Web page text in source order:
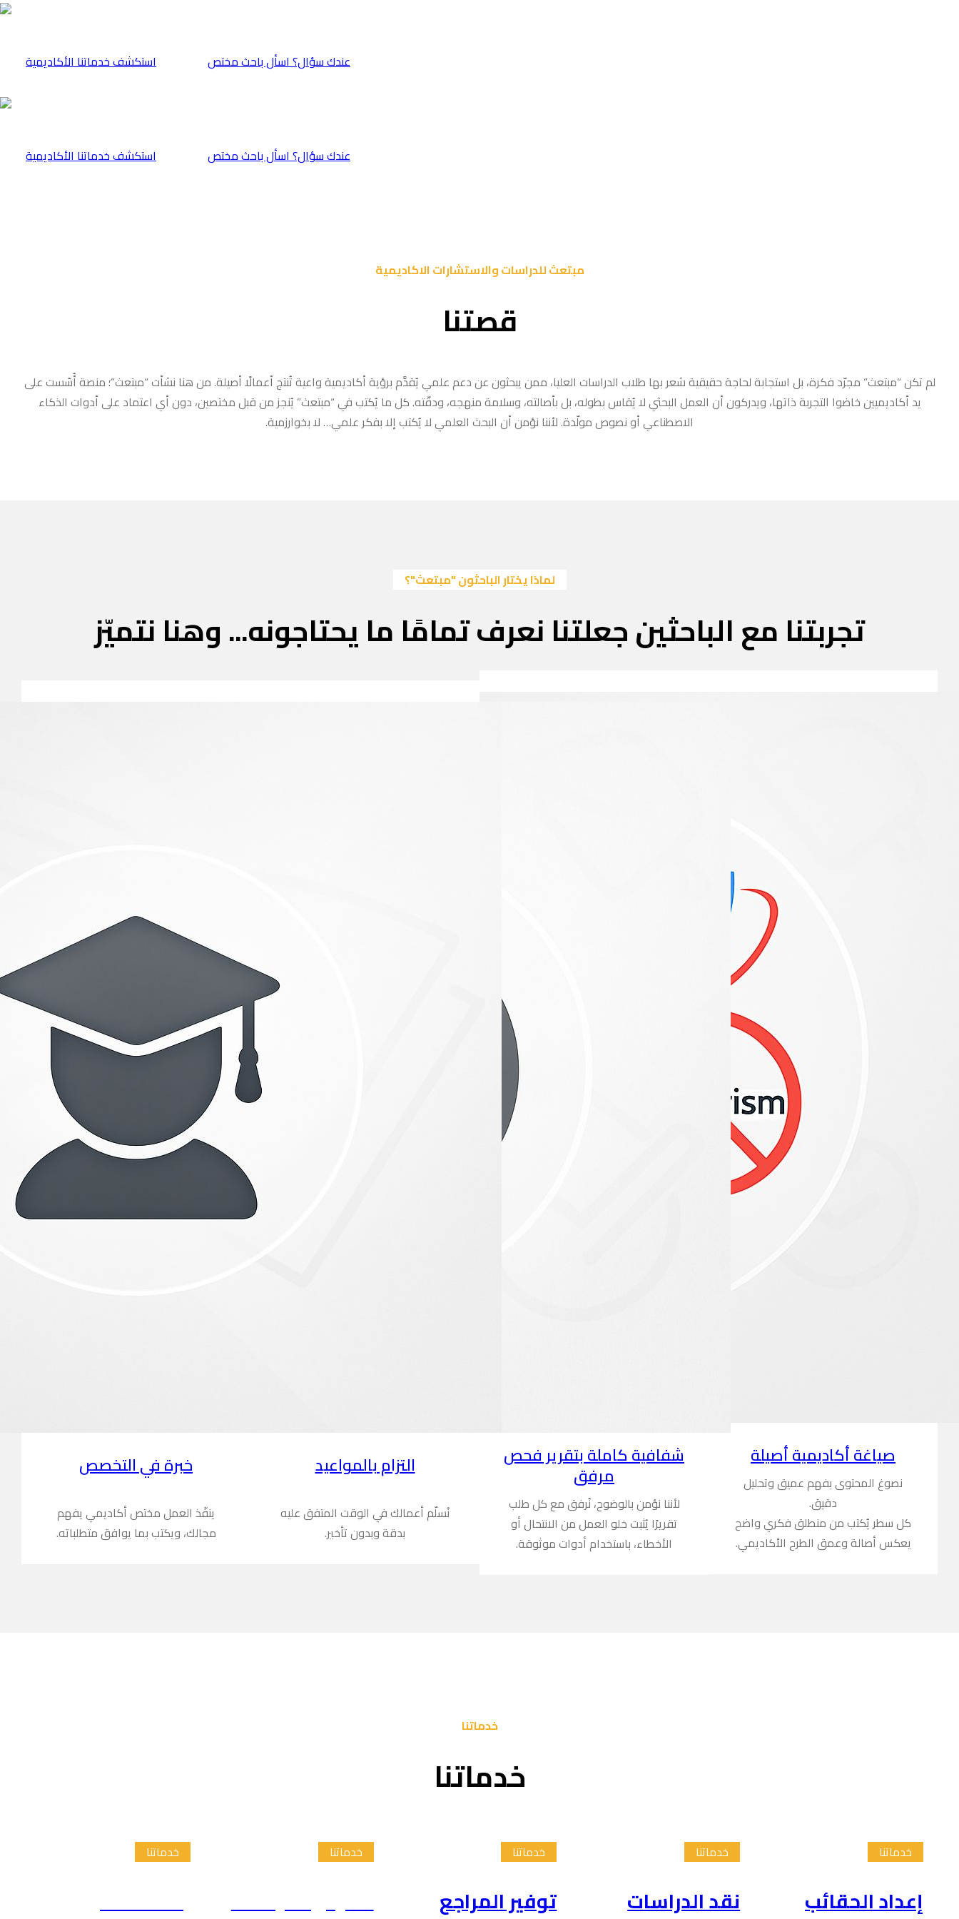
⁠استكشف خدماتنا الأكاديمية عندك سؤال؟ اسأل باحث مختص
⁠استكشف خدماتنا الأكاديمية عندك سؤال؟ اسأل باحث مختص
مبتعث للدراسات والاستشارات الاكاديمية
قصتنا
لم تكن “مبتعث” مجرّد فكرة، بل استجابة لحاجة حقيقية شعر بها طلاب الدراسات العليا، ممن يبحثون عن دعم علمي يُقدَّم برؤية أكاديمية واعية تُنتج أعمالًا أصيلة. من هنا نشأت “مبتعث”؛ منصة أُسّست على
يد أكاديميين خاضوا التجربة ذاتها، ويدركون أن العمل البحثي لا يُقاس بطوله، بل بأصالته، وسلامة منهجه، ودقّته. كل ما يُكتب في “مبتعث” يُنجز من قبل مختصين، دون أي اعتماد على أدوات الذكاء
الاصطناعي أو نصوص مولّدة. لأننا نؤمن أن البحث العلمي لا يُكتب إلا بفكر علمي… لا بخوارزمية.
لماذا يختار الباحثون "مبتعث"؟
تجربتنا مع الباحثين جعلتنا نعرف تمامًا ما يحتاجونه... وهنا نتميّز
صياغة أكاديمية أصيلة
نصوغ المحتوى بفهم عميق وتحليل
دقيق.
كل سطر يُكتب من منطلق فكري واضح
يعكس أصالة وعمق الطرح الأكاديمي.
شفافية كاملة بتقرير فحص
مرفق
لأننا نؤمن بالوضوح، نُرفق مع كل طلب
تقريرًا يُثبت خلو العمل من الانتحال أو
الأخطاء، باستخدام أدوات موثوقة.
التزام بالمواعيد
نُسلّم أعمالك في الوقت المتفق عليه
بدقة وبدون تأخير.
خبرة في التخصص
ينفّذ العمل مختص أكاديمي يفهم
مجالك، ويكتب بما يوافق متطلباته.
خدماتنا
خدماتنا
خدماتنا
إعداد الحقائب
خدماتنا
نقد الدراسات
خدماتنا
توفير المراجع
خدماتنا
تلخيص الدراسات
خدماتنا
إعداد الاطار